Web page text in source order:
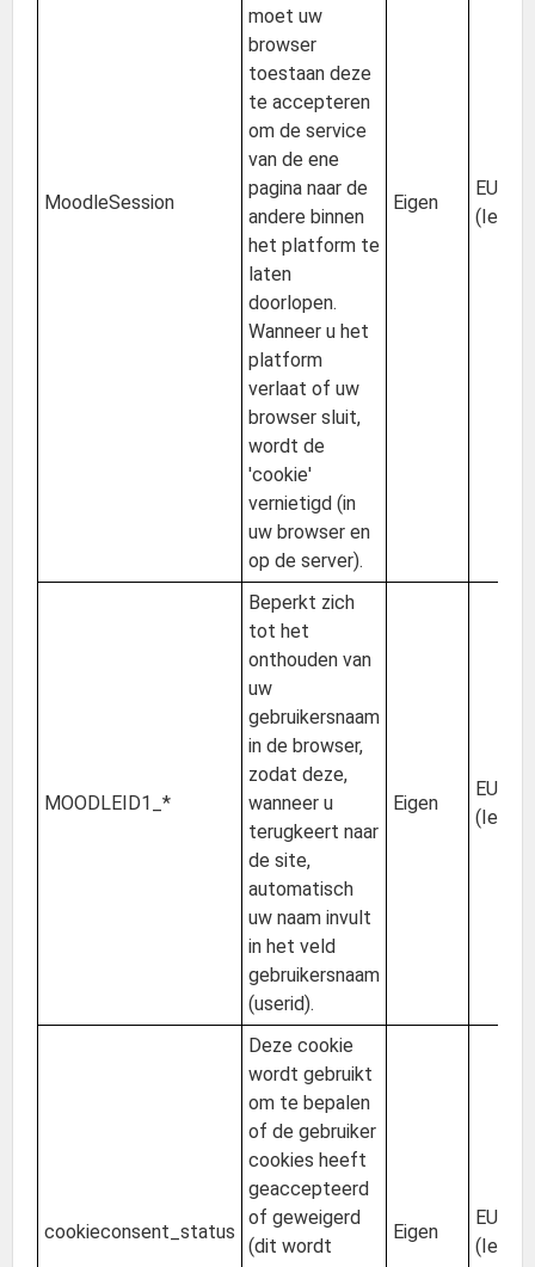
MoodleSession
moet uw
browser
toestaan deze
te accepteren
om de service
van de ene
pagina naar de
andere binnen
het platform te
laten
doorlopen.
Wanneer u het
platform
verlaat of uw
browser sluit,
wordt de
'cookie'
vernietigd (in
uw browser en
op de server).
Eigen
EU
MOODLEID1_*
Beperkt zich
tot het
onthouden van
uw
gebruikersnaam
in de browser,
zodat deze,
wanneer u
terugkeert naar
de site,
automatisch
uw naam invult
in het veld
gebruikersnaam
(userid).
Eigen
EU
cookieconsent_status
Deze cookie
wordt gebruikt
om te bepalen
of de gebruiker
cookies heeft
geaccepteerd
of geweigerd
(dit wordt
Eigen
EU